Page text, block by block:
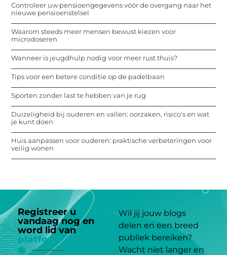
Controleer uw pensioengegevens vóór de overgang naar het
nieuwe pensioenstelsel
Waarom steeds meer mensen bewust kiezen voor
microdoseren
Wanneer is jeugdhulp nodig voor meer rust thuis?
Tips voor een betere conditie op de padelbaan
Sporten zonder last te hebben van je rug
Duizeligheid bij ouderen en vallen: oorzaken, risico’s en wat
je kunt doen
Huis aanpassen voor ouderen: praktische verbeteringen voor
veilig wonen
Registreer u
vandaag nog en
word lid van
platform
Wil jij jouw blogs
delen en een breed
publiek bereiken?
Wacht niet langer en